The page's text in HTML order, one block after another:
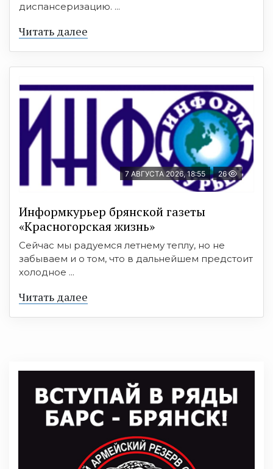
диспансеризацию. ...
Читать далее
7 АВГУСТА 2026, 18:55 26
Информкурьер брянской газеты
«Красногорская жизнь»
Сейчас мы радуемся летнему теплу, но не
забываем и о том, что в дальнейшем предстоит
холодное ...
Читать далее